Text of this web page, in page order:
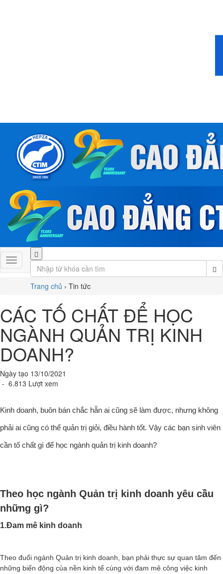
Trang chủ › Tin tức
CÁC TỐ CHẤT ĐỂ HỌC
NGÀNH QUẢN TRỊ KINH
DOANH?
Ngày tạo 13/10/2021
- 6.813 Lượt xem
Kinh doanh, buôn bán chắc hẵn ai cũng sẽ làm được, nhưng không
phải ai cũng có thể quản trị giỏi, điều hành tốt. Vậy các bạn sinh viên
cần tố chất gì để học ngành quản trị kinh doanh?
Theo học ngành Quản trị kinh doanh yêu cầu
những gì?
1.Đam mê kinh doanh
Theo đuổi ngành Quản trị kinh doanh , bạn phải thực sự quan tâm đến
những biến động của nền kinh tế cùng với đam mê công việc kinh